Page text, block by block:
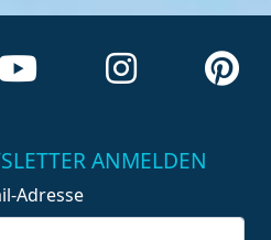
ANMELDEN
Adresse